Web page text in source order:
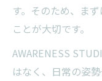
す。そのため、ま
ことが大切です。
AWARENESS
はなく、日常の姿